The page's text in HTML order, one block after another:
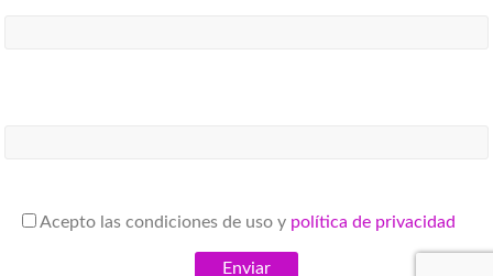
Acepto las condiciones de uso y política de privacidad